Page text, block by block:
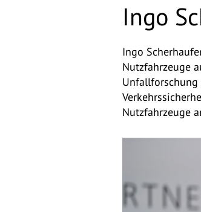
Ingo
Ingo
Nutzfahrzeuge
Unfallforschung
Nutzfahrzeuge